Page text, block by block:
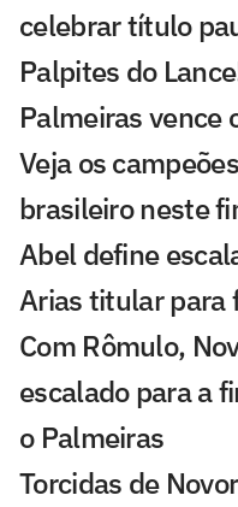
celebrar título
Palpites do
Palmeiras vence
Veja os
brasileiro neste
Abel define
Arias titular para
Com Rômulo,
escalado para a
o Palmeiras
Torcidas de